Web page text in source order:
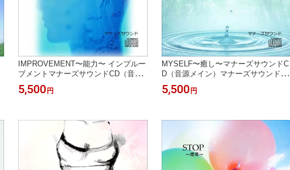
IMPROVEMENT〜能力〜 インプルー
ブメントマナーズサウンドCD（音源
メイン）マナーズサウンド 音響振動
療法 音響療法 サイマティクス マナー
5,500 円
MYSELF〜癒し〜マナーズサウンドC
D（音源メイン）マナーズサウンド 音
響振動療法 音響療法 サイマティクス
マナーズ 特殊音響
5,500 円